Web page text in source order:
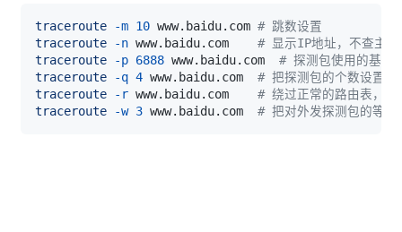
traceroute -m 10 www.baidu.com # 跳数设置
traceroute
-n www.baidu.com # 显示IP地址，不查主机
traceroute
-p 6888 www.baidu.com # 探测包使用的基本
traceroute
-q 4 www.baidu.com # 把探测包的个数设置为
traceroute
-r www.baidu.com # 绕过正常的路由表，直
traceroute
-w 3 www.baidu.com # 把对外发探测包的等待